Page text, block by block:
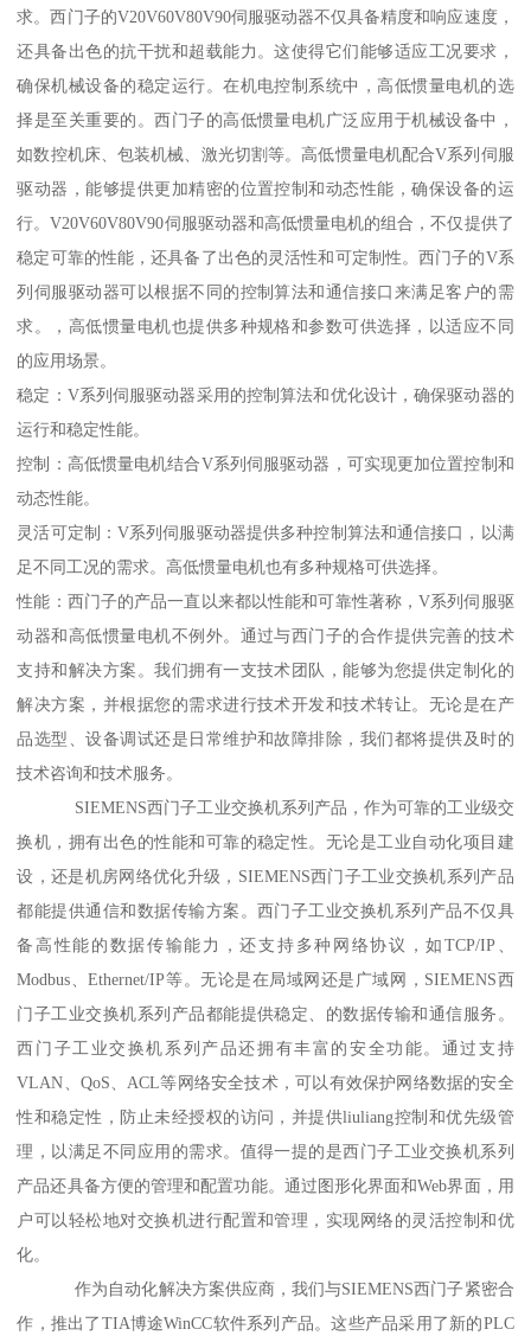
求。西门子的V20V60V80V90伺服驱动器不仅具备精度和响应速度，
还具备出色的抗干扰和超载能力。这使得它们能够适应工况要求，
确保机械设备的稳定运行。在机电控制系统中，高低惯量电机的选
择是至关重要的。西门子的高低惯量电机广泛应用于机械设备中，
如数控机床、包装机械、激光切割等。高低惯量电机配合V系列伺服
驱动器，能够提供更加精密的位置控制和动态性能，确保设备的运
行。V20V60V80V90伺服驱动器和高低惯量电机的组合，不仅提供了
稳定可靠的性能，还具备了出色的灵活性和可定制性。西门子的V系
列伺服驱动器可以根据不同的控制算法和通信接口来满足客户的需
求。，高低惯量电机也提供多种规格和参数可供选择，以适应不同
的应用场景。
稳定：V系列伺服驱动器采用的控制算法和优化设计，确保驱动器的
运行和稳定性能。
控制：高低惯量电机结合V系列伺服驱动器，可实现更加位置控制和
动态性能。
灵活可定制：V系列伺服驱动器提供多种控制算法和通信接口，以满
足不同工况的需求。高低惯量电机也有多种规格可供选择。
性能：西门子的产品一直以来都以性能和可靠性著称，V系列伺服驱
动器和高低惯量电机不例外。通过与西门子的合作提供完善的技术
支持和解决方案。我们拥有一支技术团队，能够为您提供定制化的
解决方案，并根据您的需求进行技术开发和技术转让。无论是在产
品选型、设备调试还是日常维护和故障排除，我们都将提供及时的
技术咨询和技术服务。
SIEMENS西门子工业交换机系列产品，作为可靠的工业级交
换机，拥有出色的性能和可靠的稳定性。无论是工业自动化项目建
设，还是机房网络优化升级，SIEMENS西门子工业交换机系列产品
都能提供通信和数据传输方案。西门子工业交换机系列产品不仅具
备高性能的数据传输能力，还支持多种网络协议，如TCP/IP、
Modbus、Ethernet/IP等。无论是在局域网还是广域网，SIEMENS西
门子工业交换机系列产品都能提供稳定、的数据传输和通信服务。
西门子工业交换机系列产品还拥有丰富的安全功能。通过支持
VLAN、QoS、ACL等网络安全技术，可以有效保护网络数据的安全
性和稳定性，防止未经授权的访问，并提供liuliang控制和优先级管
理，以满足不同应用的需求。值得一提的是西门子工业交换机系列
产品还具备方便的管理和配置功能。通过图形化界面和Web界面，用
户可以轻松地对交换机进行配置和管理，实现网络的灵活控制和优
化。
作为自动化解决方案供应商，我们与SIEMENS西门子紧密合
作，推出了TIA博途WinCC软件系列产品。这些产品采用了新的PLC